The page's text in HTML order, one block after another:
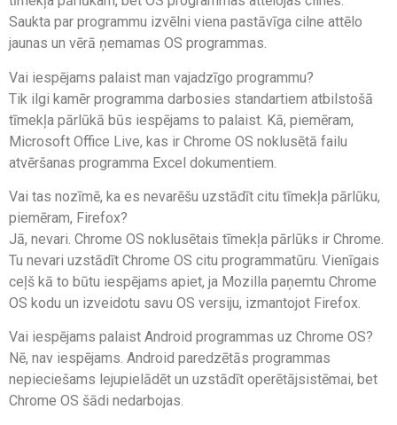
Saukta par programmu izvēlni viena pastāvīga cilne attēlo
jaunas un vērā ņemamas OS programmas.
Vai iespējams palaist man vajadzīgo programmu?
Tik ilgi kamēr programma darbosies standartiem atbilstošā
tīmekļa pārlūkā būs iespējams to palaist. Kā, piemēram,
Microsoft Office Live, kas ir Chrome OS noklusētā failu
atvēršanas programma Excel dokumentiem.
Vai tas nozīmē, ka es nevarēšu uzstādīt citu tīmekļa pārlūku,
piemēram, Firefox?
Jā, nevari. Chrome OS noklusētais tīmekļa pārlūks ir Chrome.
Tu nevari uzstādīt Chrome OS citu programmatūru. Vienīgais
ceļš kā to būtu iespējams apiet, ja Mozilla paņemtu Chrome
OS kodu un izveidotu savu OS versiju, izmantojot Firefox.
Vai iespējams palaist Android programmas uz Chrome OS?
Nē, nav iespējams. Android paredzētās programmas
nepieciešams lejupielādēt un uzstādīt operētājsistēmai, bet
Chrome OS šādi nedarbojas.